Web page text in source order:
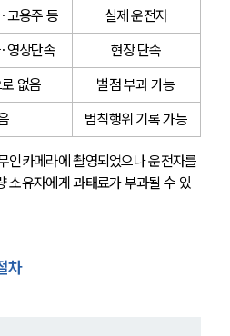
고용주 등
실제 운전자
영상단속
현장 단속
없음
벌점 부과 가능
범칙행위 기록 가능
인카메라에 촬영되었으나 운전자를
소유자에게 과태료가 부과될 수 있
차